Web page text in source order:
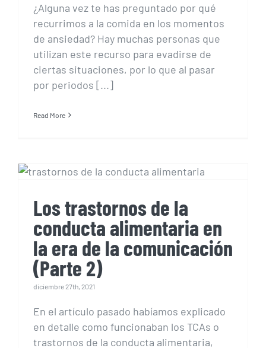
¿Alguna vez te has preguntado por qué
recurrimos a la comida en los momentos
de ansiedad? Hay muchas personas que
utilizan este recurso para evadirse de
ciertas situaciones, por lo que al pasar
por periodos [...]
Read More
conducta alimentaria en
(Parte 2)
Los trastornos de la
conducta alimentaria en
la era de la comunicación
(Parte 2)
diciembre 27th, 2021
En el artículo pasado habíamos explicado
en detalle como funcionaban los TCAs o
trastornos de la conducta alimentaria,